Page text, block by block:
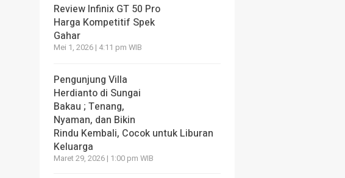
Review Infinix GT 50 Pro
Harga Kompetitif Spek
Gahar
Mei 1, 2026 | 4:11 pm WIB
Pengunjung Villa
Herdianto di Sungai
Bakau ; Tenang,
Nyaman, dan Bikin
Rindu Kembali, Cocok untuk Liburan
Keluarga
Maret 29, 2026 | 1:00 pm WIB